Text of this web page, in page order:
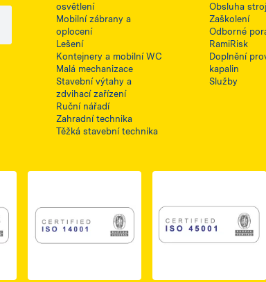
osvětlení
Mobilní zábrany a
oplocení
Lešení
Kontejnery a mobilní WC
Malá mechanizace
Stavební výtahy a
zdvihací zařízení
Ruční nářadí
Zahradní technika
Těžká stavební technika
Obsluha
Zaškolení
Odborné
RamiRisk
Doplnění
kapalin
Služby
PDF z certyfikatem ISO 1, otwiera się w
Link do dokumentu PDF zLink do